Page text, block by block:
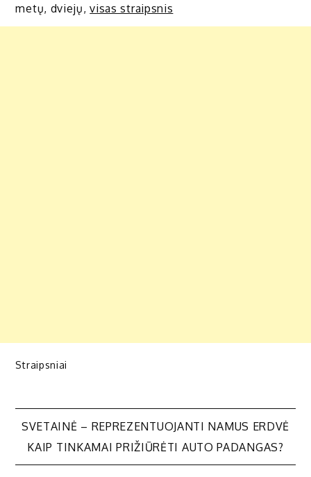
metų, dviejų,visas straipsnis
Straipsniai
Navigacija
SVETAINĖ – REPREZENTUOJANTI NAMUS ERDVĖ
KAIP TINKAMAI PRIŽIŪRĖTI AUTO PADANGAS?